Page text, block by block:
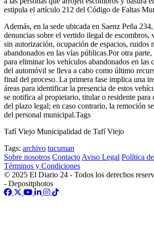
estipula el artículo 212 del Código de Faltas
Además, en la sede ubicada en Saenz Peña
denuncias sobre el vertido ilegal de escombros,
sin autorización, ocupación de espacios, ruidos
abandonados en las vías públicas.Por otra
para eliminar los vehículos abandonados en las
del automóvil se lleva a cabo como último
final del proceso. La primera fase implica una
áreas para identificar la presencia de estos
se notifica al propietario, titular o residente para
del plazo legal; en caso contrario, la remoción
del personal municipal.Tags
Tafí Viejo Municipalidad de Tafí Viejo
Tags: archivo tucuman
Sobre nosotros Contacto Aviso Legal Política
Términos y Condiciones
© 2025 El Diario 24 - Todos los derechos
- Depositphotos